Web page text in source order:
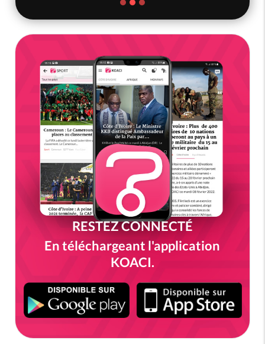
RESTEZ CONNECTÉ
En téléchargeant l'application
KOACI.